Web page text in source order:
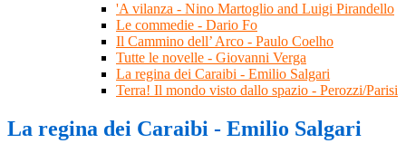
'A vilanza - Nino Martoglio and Luigi Pirandello
Le commedie - Dario Fo
Il Cammino dell’ Arco - Paulo Coelho
Tutte le novelle - Giovanni Verga
La regina dei Caraibi - Emilio Salgari
Terra! Il mondo visto dallo spazio - Perozzi/Parisi
La regina dei Caraibi - Emilio Salgari